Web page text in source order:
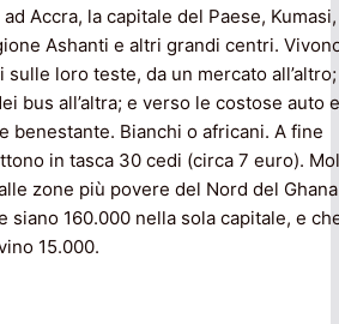
Accra, la capitale del Paese, Kumasi,
Ashanti e altri grandi centri.
loro teste, da un mercato all’altro;
bus all’altra; e verso le costose auto e
benestante. Bianchi o africani. A fine
in tasca 30 cedi (circa 7 euro).
zone più povere del Nord del
siano 160.000 nella sola capitale, e
15.000.